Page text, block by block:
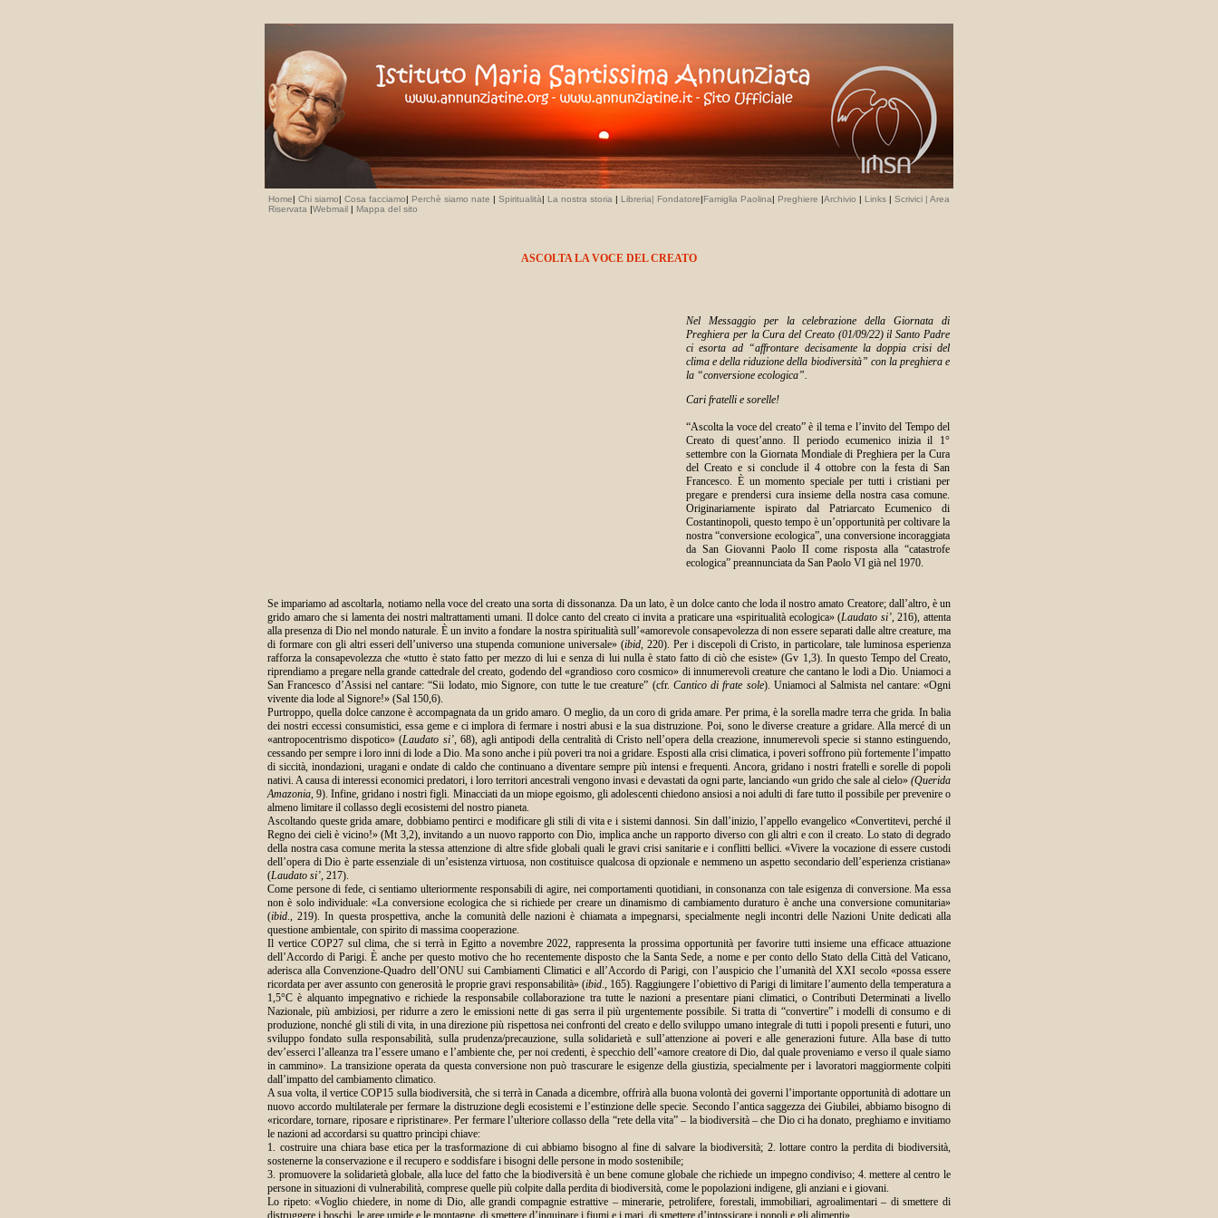
Home| Chi siamo| Cosa facciamo| Perchè siamo nate | Spiritualità| La nostra storia | Libreria| Fondatore|Famiglia Paolina| Preghiere |Archivio | Links | Scrivici | Area
Riservata |Webmail | Mappa del sito
ASCOLTA LA VOCE DEL CREATO
Nel Messaggio per la celebrazione della Giornata di
Preghiera per la Cura del Creato (01/09/22) il Santo Padre
ci esorta ad “affrontare decisamente la doppia crisi del
clima e della riduzione della biodiversità” con la preghiera e
la “conversione ecologica”.
Cari fratelli e sorelle!
“Ascolta la voce del creato” è il tema e l’invito del Tempo del
Creato di quest’anno. Il periodo ecumenico inizia il 1°
settembre con la Giornata Mondiale di Preghiera per la Cura
del Creato e si conclude il 4 ottobre con la festa di San
Francesco. È un momento speciale per tutti i cristiani per
pregare e prendersi cura insieme della nostra casa comune.
Originariamente ispirato dal Patriarcato Ecumenico di
Costantinopoli, questo tempo è un’opportunità per coltivare la
nostra “conversione ecologica”, una conversione incoraggiata
da San Giovanni Paolo II come risposta alla “catastrofe
ecologica” preannunciata da San Paolo VI già nel 1970.
Se impariamo ad ascoltarla, notiamo nella voce del creato una sorta di dissonanza. Da un lato, è un dolce canto che loda il nostro amato Creatore; dall’altro, è un
grido amaro che si lamenta dei nostri maltrattamenti umani. Il dolce canto del creato ci invita a praticare una «spiritualità ecologica» (Laudato si’, 216), attenta
alla presenza di Dio nel mondo naturale. È un invito a fondare la nostra spiritualità sull’«amorevole consapevolezza di non essere separati dalle altre creature, ma
di formare con gli altri esseri dell’universo una stupenda comunione universale» (ibid, 220). Per i discepoli di Cristo, in particolare, tale luminosa esperienza
rafforza la consapevolezza che «tutto è stato fatto per mezzo di lui e senza di lui nulla è stato fatto di ciò che esiste» (Gv 1,3). In questo Tempo del Creato,
riprendiamo a pregare nella grande cattedrale del creato, godendo del «grandioso coro cosmico» di innumerevoli creature che cantano le lodi a Dio. Uniamoci a
San Francesco d’Assisi nel cantare: “Sii lodato, mio Signore, con tutte le tue creature” (cfr. Cantico di frate sole). Uniamoci al Salmista nel cantare: «Ogni
vivente dia lode al Signore!» (Sal 150,6).
Purtroppo, quella dolce canzone è accompagnata da un grido amaro. O meglio, da un coro di grida amare. Per prima, è la sorella madre terra che grida. In balia
dei nostri eccessi consumistici, essa geme e ci implora di fermare i nostri abusi e la sua distruzione. Poi, sono le diverse creature a gridare. Alla mercé di un
«antropocentrismo dispotico» (Laudato si’, 68), agli antipodi della centralità di Cristo nell’opera della creazione, innumerevoli specie si stanno estinguendo,
cessando per sempre i loro inni di lode a Dio. Ma sono anche i più poveri tra noi a gridare. Esposti alla crisi climatica, i poveri soffrono più fortemente l’impatto
di siccità, inondazioni, uragani e ondate di caldo che continuano a diventare sempre più intensi e frequenti. Ancora, gridano i nostri fratelli e sorelle di popoli
nativi. A causa di interessi economici predatori, i loro territori ancestrali vengono invasi e devastati da ogni parte, lanciando «un grido che sale al cielo» (Querida
Amazonia,9). Infine, gridano i nostri figli. Minacciati da un miope egoismo, gli adolescenti chiedono ansiosi a noi adulti di fare tutto il possibile per prevenire o
almeno limitare il collasso degli ecosistemi del nostro pianeta.
Ascoltando queste grida amare, dobbiamo pentirci e modificare gli stili di vita e i sistemi dannosi. Sin dall’inizio, l’appello evangelico «Convertitevi, perché il
Regno dei cieli è vicino!» (Mt 3,2), invitando a un nuovo rapporto con Dio, implica anche un rapporto diverso con gli altri e con il creato. Lo stato di degrado
della nostra casa comune merita la stessa attenzione di altre sfide globali quali le gravi crisi sanitarie e i conflitti bellici. «Vivere la vocazione di essere custodi
dell’opera di Dio è parte essenziale di un’esistenza virtuosa, non costituisce qualcosa di opzionale e nemmeno un aspetto secondario dell’esperienza cristiana»
(Laudato si’, 217).
Come persone di fede, ci sentiamo ulteriormente responsabili di agire, nei comportamenti quotidiani, in consonanza con tale esigenza di conversione. Ma essa
non è solo individuale: «La conversione ecologica che si richiede per creare un dinamismo di cambiamento duraturo è anche una conversione comunitaria»
(ibid., 219). In questa prospettiva, anche la comunità delle nazioni è chiamata a impegnarsi, specialmente negli incontri delle Nazioni Unite dedicati alla
questione ambientale, con spirito di massima cooperazione.
Il vertice COP27 sul clima, che si terrà in Egitto a novembre 2022, rappresenta la prossima opportunità per favorire tutti insieme una efficace attuazione
dell’Accordo di Parigi. È anche per questo motivo che ho recentemente disposto che la Santa Sede, a nome e per conto dello Stato della Città del Vaticano,
aderisca alla Convenzione-Quadro dell’ONU sui Cambiamenti Climatici e all’Accordo di Parigi, con l’auspicio che l’umanità del XXI secolo «possa essere
ricordata per aver assunto con generosità le proprie gravi responsabilità» (ibid., 165). Raggiungere l’obiettivo di Parigi di limitare l’aumento della temperatura a
1,5°C è alquanto impegnativo e richiede la responsabile collaborazione tra tutte le nazioni a presentare piani climatici, o Contributi Determinati a livello
Nazionale, più ambiziosi, per ridurre a zero le emissioni nette di gas serra il più urgentemente possibile. Si tratta di “convertire” i modelli di consumo e di
produzione, nonché gli stili di vita, in una direzione più rispettosa nei confronti del creato e dello sviluppo umano integrale di tutti i popoli presenti e futuri, uno
sviluppo fondato sulla responsabilità, sulla prudenza/precauzione, sulla solidarietà e sull’attenzione ai poveri e alle generazioni future. Alla base di tutto
dev’esserci l’alleanza tra l’essere umano e l’ambiente che, per noi credenti, è specchio dell’«amore creatore di Dio, dal quale proveniamo e verso il quale siamo
in cammino». La transizione operata da questa conversione non può trascurare le esigenze della giustizia, specialmente per i lavoratori maggiormente colpiti
dall’impatto del cambiamento climatico.
A sua volta, il vertice COP15 sulla biodiversità, che si terrà in Canada a dicembre, offrirà alla buona volontà dei governi l’importante opportunità di adottare un
nuovo accordo multilaterale per fermare la distruzione degli ecosistemi e l’estinzione delle specie. Secondo l’antica saggezza dei Giubilei, abbiamo bisogno di
«ricordare, tornare, riposare e ripristinare». Per fermare l’ulteriore collasso della “rete della vita” – la biodiversità – che Dio ci ha donato, preghiamo e invitiamo
le nazioni ad accordarsi su quattro principi chiave:
1. costruire una chiara base etica per la trasformazione di cui abbiamo bisogno al fine di salvare la biodiversità; 2. lottare contro la perdita di biodiversità,
sostenerne la conservazione e il recupero e soddisfare i bisogni delle persone in modo sostenibile;
3. promuovere la solidarietà globale, alla luce del fatto che la biodiversità è un bene comune globale che richiede un impegno condiviso; 4. mettere al centro le
persone in situazioni di vulnerabilità, comprese quelle più colpite dalla perdita di biodiversità, come le popolazioni indigene, gli anziani e i giovani.
Lo ripeto: «Voglio chiedere, in nome di Dio, alle grandi compagnie estrattive – minerarie, petrolifere, forestali, immobiliari, agroalimentari – di smettere di
distruggere i boschi, le aree umide e le montagne, di smettere d’inquinare i fiumi e i mari, di smettere d’intossicare i popoli e gli alimenti».